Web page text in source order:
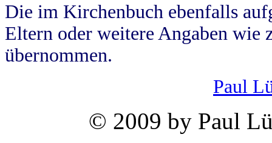
Die im Kirchenbuch ebenfalls
Eltern oder weitere Angaben wie
übernommen.
Paul
© 2009 by Paul